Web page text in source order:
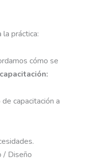
práctica:
cómo se
capacitación a
/ Diseño